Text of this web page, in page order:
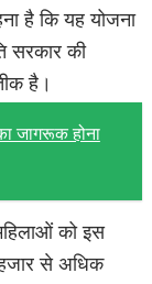
है कि यह योजना
सरकार की
है।
जागरूक होना
को इस
से अधिक